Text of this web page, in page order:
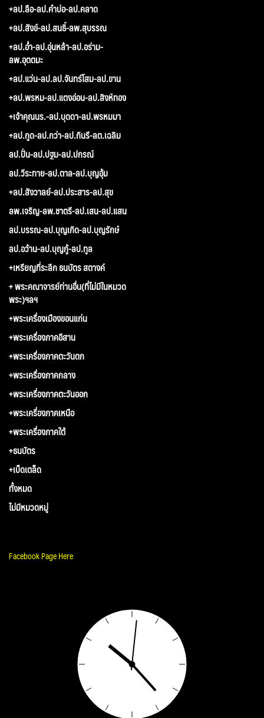
+ลป.ลือ-ลป.คำบ่อ-ลป.คลาด
+ลป.สังข์-ลป.สนธิ์-ลพ.สุบรรณ
+ลป.อ่ำ-ลป.อุ่นหล้า-ลป.อร่าม-
ลพ.อุตตมะ
+ลป.แว่น-ลป.ลป.จันทร์โสม-ลป.ขาน
+ลป.พรหม-ลป.แตงอ่อน-ลป.สิงห์ทอง
+เจ้าคุณนร.-ลป.บุดดา-ลป.พรหมมา
+ลป.กูด-ลป.กว่า-ลป.กินรี-ลต.เฉลิม
ลป.ปั่น-ลป.ปฐม-ลป.ปกรณ์
ลป.วีระทาย-ลป.ตาล-ลป.บุญอุ้ม
+ลป.สังวาลย์-ลป.ประสาร-ลป.สุข
ลพ.เจริญ-ลพ.ชาตรี-ลป.เสน-ลป.แสน
ลป.บรรณ-ลป.บุญเกิด-ลป.บุญรักษ์
ลป.อว้าน-ลป.บุญกู้-ลป.ทูล
+เหรียญที่ระลึก ธนบัตร สตางค์
+ พระคณาจารย์ท่านอื่น(ที่ไม่มีในหมวด
พระ)ฯลฯ
+พระเครื่องเมืองขอนแก่น
+พระเครื่องภาคอีสาน
+พระเครื่องภาคตะวันตก
+พระเครื่องภาคกลาง
+พระเครื่องภาคตะวันออก
+พระเครื่องภาคเหนือ
+พระเครื่องภาคใต้
+ธนบัตร
+เบ็ดเตล็ด
ทั้งหมด
ไม่มีหมวดหมู่
Facebook Page Here